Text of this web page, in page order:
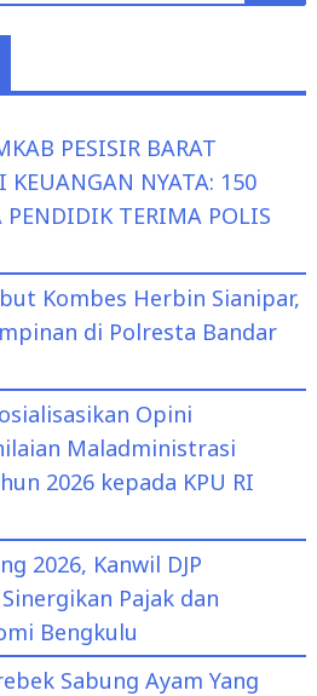
PESISIR BARAT
NYATA: 150
TERIMA POLIS
Kombes Herbin Sianipar,
di Polresta Bandar
Opini
Maladministrasi
2026 kepada KPU RI
2026, Kanwil DJP
Pajak dan
Bengkulu
Sabung Ayam Yang